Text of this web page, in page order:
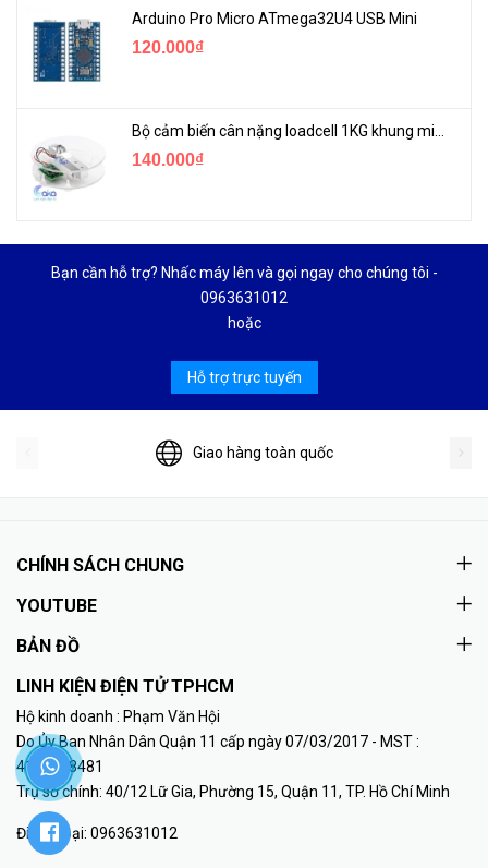
Arduino Pro Micro ATmega32U4 USB Mini
120.000₫
140.000₫
Bạn cần hỗ trợ? Nhấc máy lên và gọi ngay cho chúng tôi -
0963631012
hoặc
Hỗ trợ trực tuyến
Giao hàng toàn quốc
CHÍNH SÁCH CHUNG
YOUTUBE
BẢN ĐỒ
LINH KIỆN ĐIỆN TỬ TPHCM
Hộ kinh doanh : Phạm Văn Hội
Do Ủy Ban Nhân Dân Quận 11 cấp ngày 07/03/2017 - MST :
41K8018481
Trụ sở chính: 40/12 Lữ Gia, Phường 15, Quận 11, TP. Hồ Chí Minh
Điện thoại: 0963631012